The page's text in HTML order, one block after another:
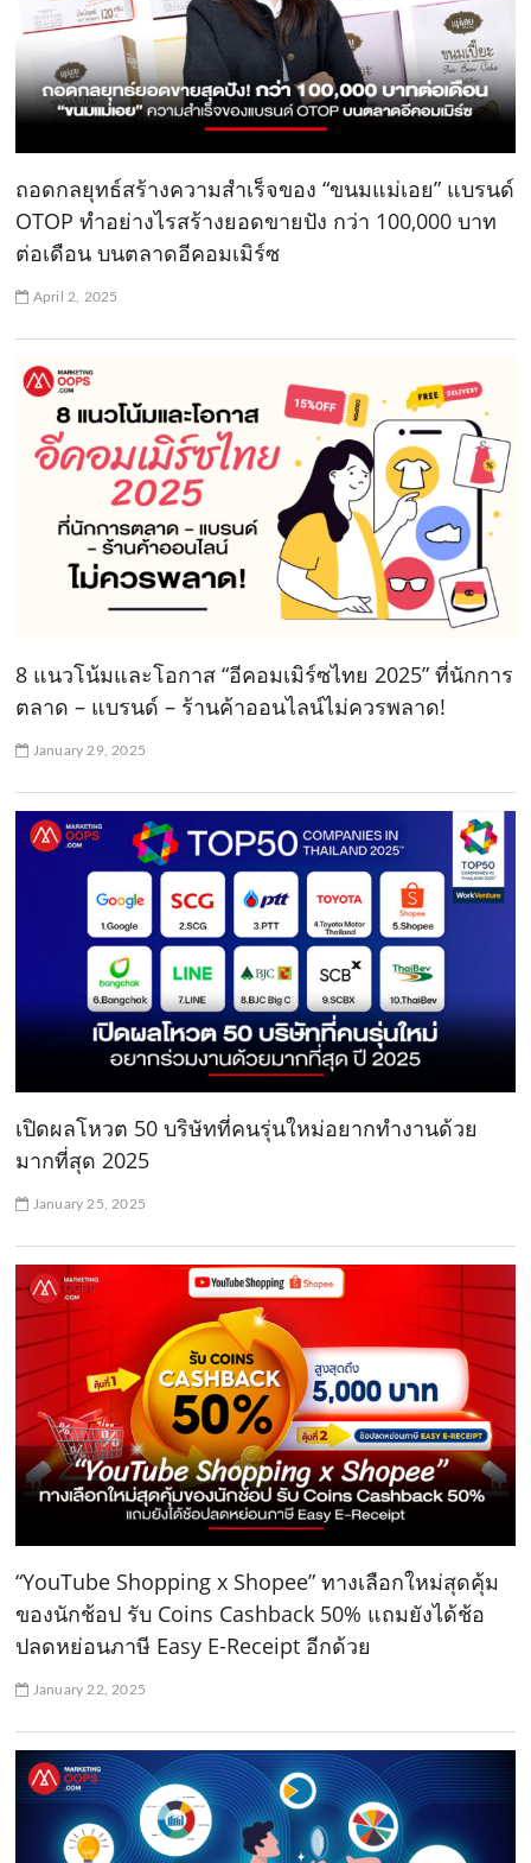
ถอดกลยุทธ์สร้างความสำเร็จของ “ขนมแม่เอย” แบรนด์
OTOP ทำอย่างไรสร้างยอดขายปัง กว่า 100,000 บาท
ต่อเดือน บนตลาดอีคอมเมิร์ซ
April 2, 2025
8 แนวโน้มและโอกาส “อีคอมเมิร์ซไทย 2025” ที่นักการ
ตลาด – แบรนด์ – ร้านค้าออนไลน์ไม่ควรพลาด!
January 29, 2025
เปิดผลโหวต 50 บริษัทที่คนรุ่นใหม่อยากทำงานด้วย
มากที่สุด 2025
January 25, 2025
“YouTube Shopping x Shopee” ทางเลือกใหม่สุดคุ้ม
ของนักช้อป รับ Coins Cashback 50% แถมยังได้ช้อ
ปลดหย่อนภาษี Easy E-Receipt อีกด้วย
January 22, 2025